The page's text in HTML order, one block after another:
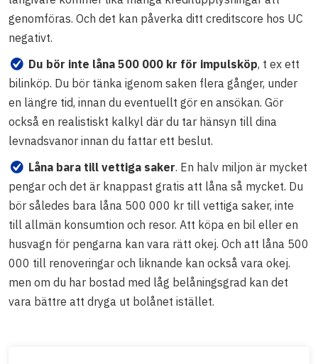
genomföras. Och det kan påverka ditt creditscore hos UC
negativt.
Du bör inte låna 500 000 kr för impulsköp, t ex ett
bilinköp. Du bör tänka igenom saken flera gånger, under
en längre tid, innan du eventuellt gör en ansökan. Gör
också en realistiskt kalkyl där du tar hänsyn till dina
levnadsvanor innan du fattar ett beslut.
Låna bara till vettiga saker. En halv miljon är mycket
pengar och det är knappast gratis att låna så mycket. Du
bör således bara låna 500 000 kr till vettiga saker, inte
till allmän konsumtion och resor. Att köpa en bil eller en
husvagn för pengarna kan vara rätt okej. Och att låna 500
000 till renoveringar och liknande kan också vara okej.
men om du har bostad med låg belåningsgrad kan det
vara bättre att dryga ut bolånet istället.